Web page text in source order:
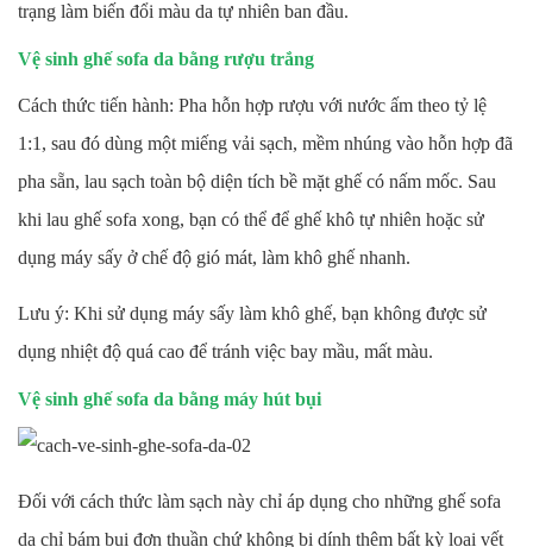
trạng làm biến đổi màu da tự nhiên ban đầu.
Vệ sinh ghế sofa da bằng rượu trắng
Cách thức tiến hành: Pha hỗn hợp rượu với nước ấm theo tỷ lệ
1:1, sau đó dùng một miếng vải sạch, mềm nhúng vào hỗn hợp đã
pha sẵn, lau sạch toàn bộ diện tích bề mặt ghế có nấm mốc. Sau
khi lau ghế sofa xong, bạn có thể để ghế khô tự nhiên hoặc sử
dụng máy sấy ở chế độ gió mát, làm khô ghế nhanh.
Lưu ý: Khi sử dụng máy sấy làm khô ghế, bạn không được sử
dụng nhiệt độ quá cao để tránh việc bay mầu, mất màu.
Vệ sinh ghế sofa da bằng máy hút bụi
Đối với cách thức làm sạch này chỉ áp dụng cho những ghế sofa
da chỉ bám bụi đơn thuần chứ không bị dính thêm bất kỳ loại vết